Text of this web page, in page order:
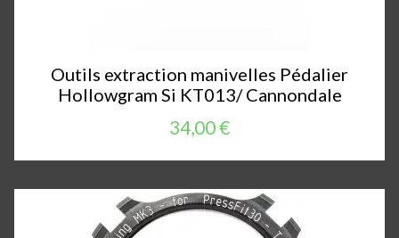
Outils extraction manivelles Pédalier
Hollowgram Si KT013/ Cannondale
34,00 €